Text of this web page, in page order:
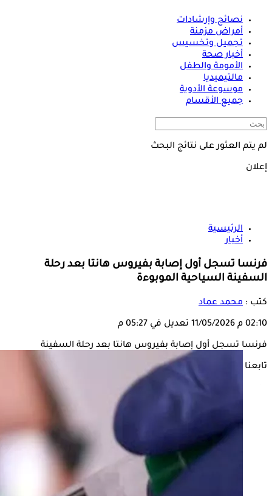
نصائح وإرشادات
أمراض مزمنة
تجميل وتخسيس
أخبار صحة
الأمومة والطفل
مالتيميديا
موسوعة الأدوية
جميع الأقسام
لم يتم العثور على نتائج البحث
إعلان
الرئيسية
أخبار
فرنسا تسجل أول إصابة بفيروس هانتا بعد رحلة
السفينة السياحية الموبوءة
كتب : محمد عماد
02:10 م 11/05/2026 تعديل في 05:27 م
فرنسا تسجل أول إصابة بفيروس هانتا بعد رحلة السفينة
تابعنا على